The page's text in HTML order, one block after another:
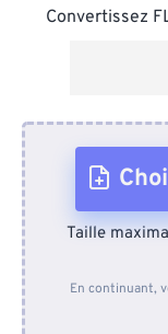
Convertissez
Taille
En continuant,